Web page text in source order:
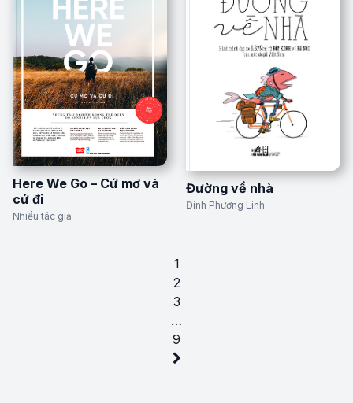
Here We Go – Cứ mơ và
cứ đi
Nhiều tác giả
Đường về nhà
Đinh Phương Linh
1
2
3
…
9